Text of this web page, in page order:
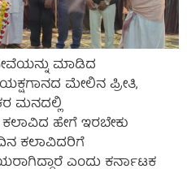
ಮಾಡಿದ
ಮೇಲಿನ ಪ್ರೀತಿ,
ಮನದಲ್ಲಿ
ಹೇಗೆ ಇರಬೇಕು
ಕಲಾವಿದರಿಗೆ
ಎಂದು ಕರ್ನಾಟಕ